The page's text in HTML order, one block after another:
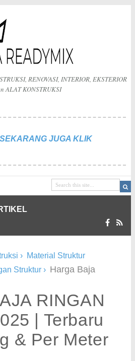
RENOVASI, INTERIOR, EKSTERIOR
ALAT KONSTRUKSI
JUGA KLIK
› Material Struktur
Struktur › Harga Baja
RINGAN
| Terbaru
& Per Meter